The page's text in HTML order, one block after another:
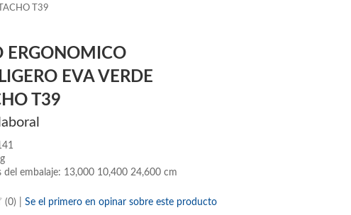
T39
ERGONOMICO
EVA VERDE
T39
del embalaje: 13,000 10,400 24,600 cm
(0) Se el primero en opinar sobre este producto